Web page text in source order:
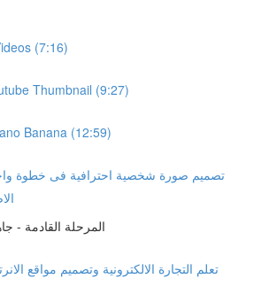
(7:16)
Thumbnail (9:27)
Banana (12:59)
تصميم صورة شخصية احترافية فى خطوة
المرحلة القادمة -
تعلم التجارة الالكترونية وتصميم مواقع